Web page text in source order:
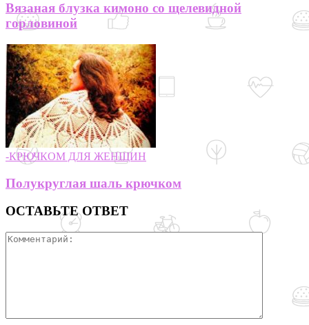
Вязаная блузка кимоно со щелевидной
горловиной
-КРЮЧКОМ ДЛЯ ЖЕНЩИН
Полукруглая шаль крючком
ОСТАВЬТЕ ОТВЕТ